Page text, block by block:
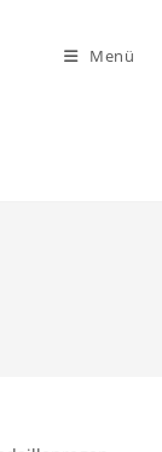
Menü